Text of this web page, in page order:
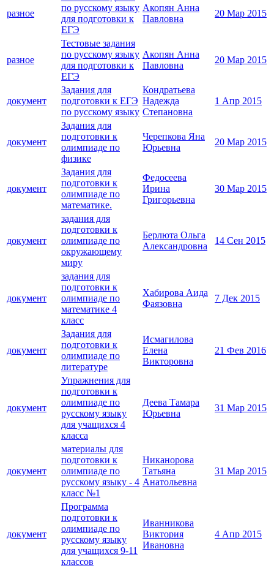
разное
по русскому языку
для подготовки к
ЕГЭ
Акопян Анна
Павловна
20 Мар 2015
разное
Тестовые задания
по русскому языку
для подготовки к
ЕГЭ
Акопян Анна
Павловна
20 Мар 2015
документ
Задания для
подготовки к ЕГЭ
по русскому языку
Кондратьева
Надежда
Степановна
1 Апр 2015
документ
Задания для
подготовки к
олимпиаде по
физике
Черепкова Яна
Юрьевна
20 Мар 2015
документ
Задания для
подготовки к
олимпиаде по
математике.
Федосеева
Ирина
Григорьевна
30 Мар 2015
документ
задания для
подготовки к
олимпиаде по
окружающему
миру
Берлюта Ольга
Александровна
14 Сен 2015
документ
задания для
подготовки к
олимпиаде по
математике 4
класс
Хабирова Аида
Фаязовна
7 Дек 2015
документ
Задания для
подготовки к
олимпиаде по
литературе
Исмагилова
Елена
Викторовна
21 Фев 2016
документ
Упражнения для
подготовки к
олимпиаде по
русскому языку
для учащихся 4
класса
Деева Тамара
Юрьевна
31 Мар 2015
документ
материалы для
подготовки к
олимпиаде по
русскому языку - 4
класс №1
Никанорова
Татьяна
Анатольевна
31 Мар 2015
документ
Программа
подготовки к
олимпиаде по
русскому языку
для учащихся 9-11
классов
Иванникова
Виктория
Ивановна
4 Апр 2015